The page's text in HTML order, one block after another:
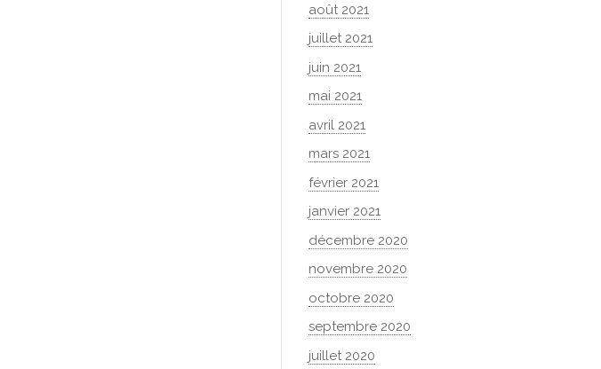
août 2021
juillet 2021
juin 2021
mai 2021
avril 2021
mars 2021
février 2021
janvier 2021
décembre 2020
novembre 2020
octobre 2020
septembre 2020
juillet 2020